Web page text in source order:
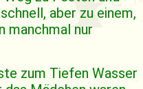
aber zu einem,
manchmal nur
zum Tiefen Wasser